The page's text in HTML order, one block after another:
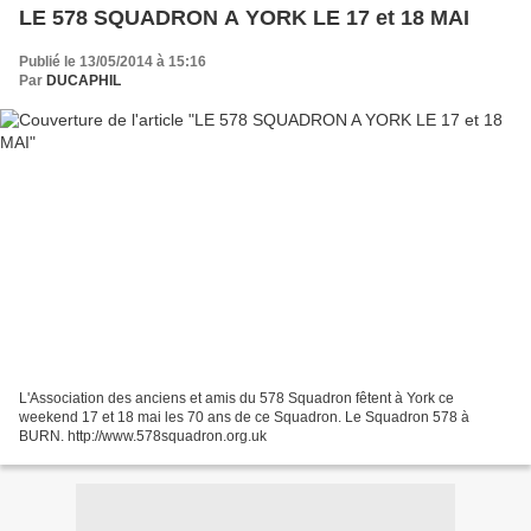
LE 578 SQUADRON A YORK LE 17 et 18 MAI
Publié le 13/05/2014 à 15:16
Par DUCAPHIL
L'Association des anciens et amis du 578 Squadron fêtent à York ce
weekend 17 et 18 mai les 70 ans de ce Squadron. Le Squadron 578 à
BURN. http://www.578squadron.org.uk